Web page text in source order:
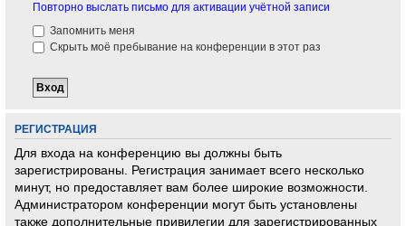
Повторно выслать письмо для активации учётной записи
Запомнить меня
Скрыть моё пребывание на конференции в этот раз
РЕГИСТРАЦИЯ
Для входа на конференцию вы должны быть
зарегистрированы. Регистрация занимает всего несколько
минут, но предоставляет вам более широкие возможности.
Администратором конференции могут быть установлены
также дополнительные привилегии для зарегистрированных